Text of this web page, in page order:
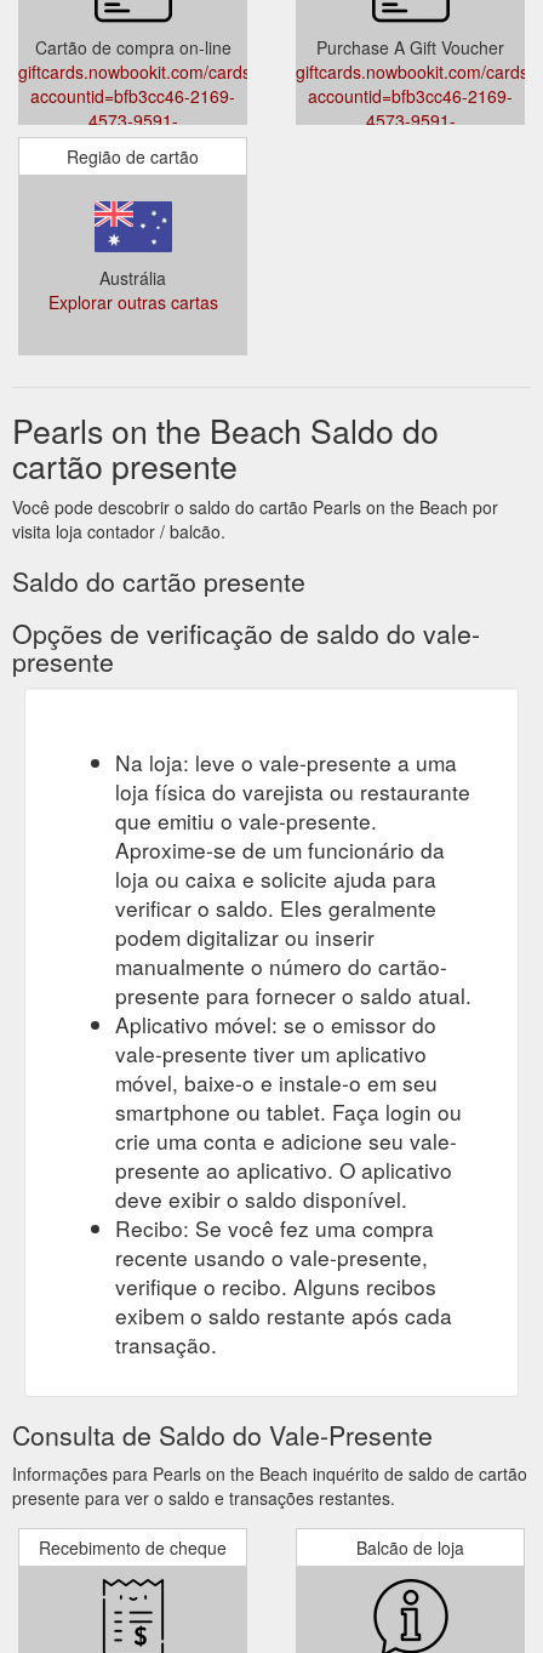
Cartão de compra on-line
giftcards.nowbookit.com/cards?
accountid=bfb3cc46-2169-
4573-9591-
0efce332aef6&venueid=3578&theme=light&accent=0,107,120
Purchase A Gift Voucher
giftcards.nowbookit.com/cards?
accountid=bfb3cc46-2169-
4573-9591-
Região de cartão
Austrália
Explorar outras cartas
Pearls on the Beach Saldo do
cartão presente
Você pode descobrir o saldo do cartão Pearls on the Beach por
visita loja contador / balcão.
Saldo do cartão presente
Opções de verificação de saldo do vale-
presente
Na loja: leve o vale-presente a uma
loja física do varejista ou restaurante
que emitiu o vale-presente.
Aproxime-se de um funcionário da
loja ou caixa e solicite ajuda para
verificar o saldo. Eles geralmente
podem digitalizar ou inserir
manualmente o número do cartão-
presente para fornecer o saldo atual.
Aplicativo móvel: se o emissor do
vale-presente tiver um aplicativo
móvel, baixe-o e instale-o em seu
smartphone ou tablet. Faça login ou
crie uma conta e adicione seu vale-
presente ao aplicativo. O aplicativo
deve exibir o saldo disponível.
Recibo: Se você fez uma compra
recente usando o vale-presente,
verifique o recibo. Alguns recibos
exibem o saldo restante após cada
transação.
Consulta de Saldo do Vale-Presente
Informações para Pearls on the Beach inquérito de saldo de cartão
presente para ver o saldo e transações restantes.
Recebimento de cheque Balcão de loja